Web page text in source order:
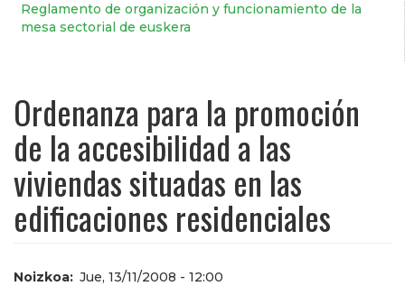
Reglamento de organización y funcionamiento de la
mesa sectorial de euskera
Ordenanza para la promoción
de la accesibilidad a las
viviendas situadas en las
edificaciones residenciales
Noizkoa Jue, 13/11/2008 - 12:00